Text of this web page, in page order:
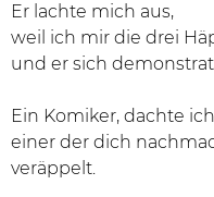
Er lachte mich aus,
weil ich mir die drei
und er sich
Ein Komiker, dachte
einer der dich
veräppelt.